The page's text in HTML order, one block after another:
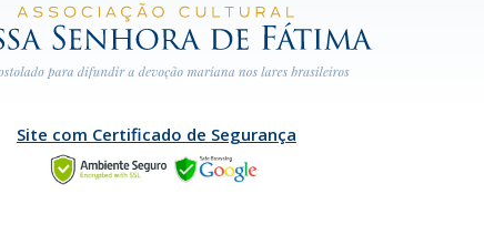
Site com Certificado de Segurança